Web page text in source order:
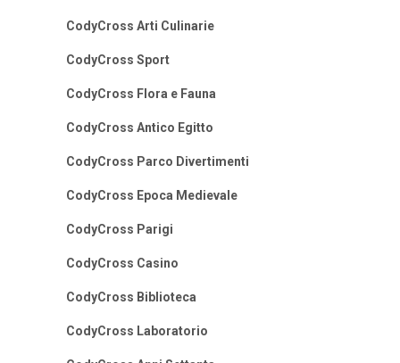
CodyCross Arti Culinarie
CodyCross Sport
CodyCross Flora e Fauna
CodyCross Antico Egitto
CodyCross Parco Divertimenti
CodyCross Epoca Medievale
CodyCross Parigi
CodyCross Casino
CodyCross Biblioteca
CodyCross Laboratorio